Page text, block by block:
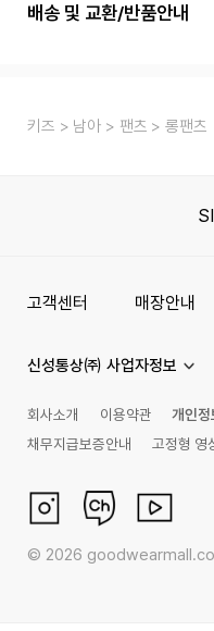
배송 및 교환/반품안내
키즈 남아 팬츠 롱팬츠
고객센터 매장안내
신성통상㈜ 사업자정보
회사소개 이용약관
개인정
채무지급보증안내
고정형 영
© 2026